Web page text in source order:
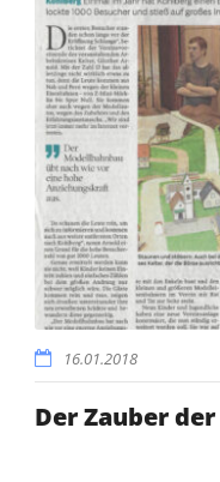
16.01.2018
Der Zauber